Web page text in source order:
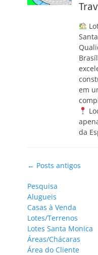
em
da
Navegação
posts
← Posts antigos
Pesquisa
Alugueis
Casas à Venda
Lotes/Terrenos
Lotes Santa Monica
Áreas/Chácaras
Área do Cliente